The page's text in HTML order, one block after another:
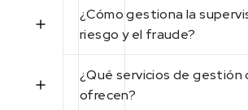
¿Cómo gestiona la
riesgo y el fraude?
¿Qué servicios de gestión
ofrecen?